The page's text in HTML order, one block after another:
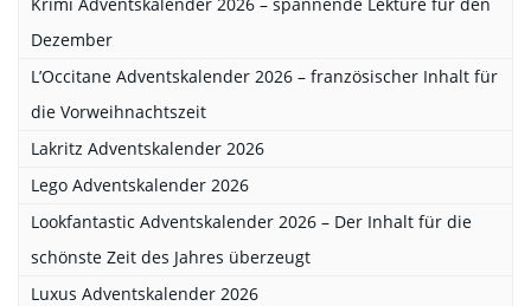
Dezember
L’Occitane Adventskalender 2026 – französischer Inhalt für
die Vorweihnachtszeit
Lakritz Adventskalender 2026
Lego Adventskalender 2026
Lookfantastic Adventskalender 2026 – Der Inhalt für die
schönste Zeit des Jahres überzeugt
Luxus Adventskalender 2026